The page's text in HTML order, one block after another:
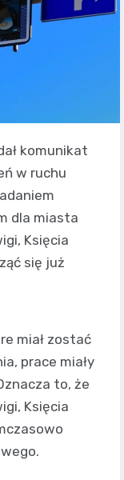
komunikat
w ruchu
dla miasta
Księcia
się już
miał zostać
prace miały
to, że
Księcia